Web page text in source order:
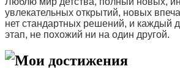
увлекательных открытий, новых
нет стандартных решений, и каждый
этап, не похожий ни на один другой.
Мои достижения